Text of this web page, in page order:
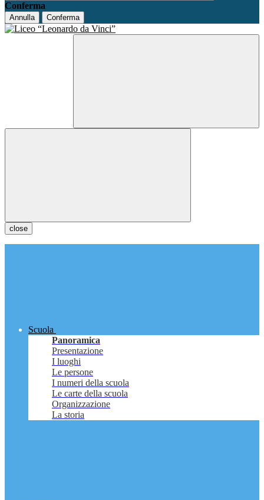
Conferma
Annulla Conferma
close
Scuola
Panoramica
Presentazione
I luoghi
Le persone
I numeri della scuola
Le carte della scuola
Organizzazione
La storia